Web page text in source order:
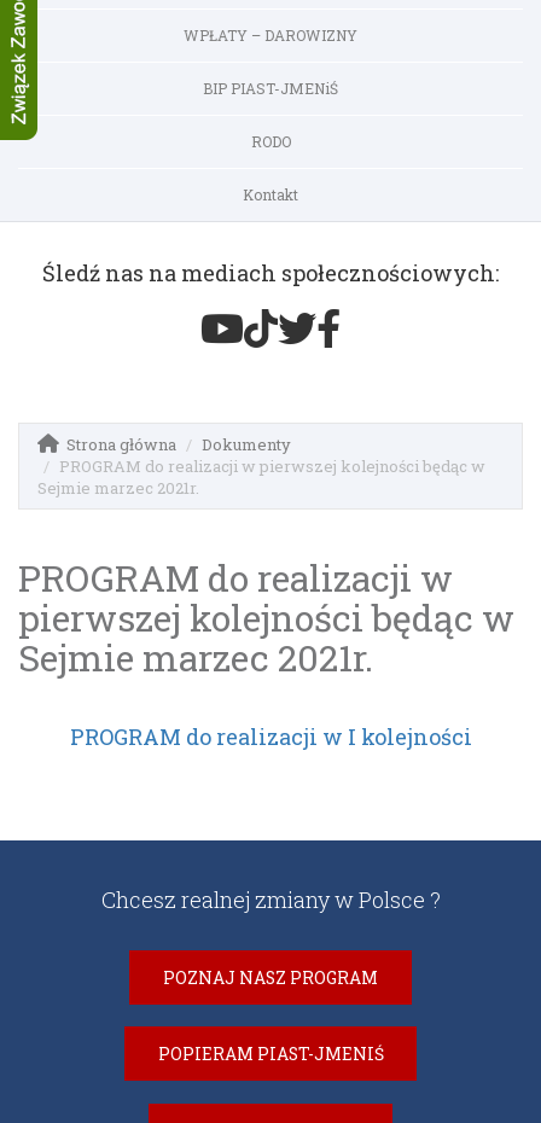
WPŁATY – DAROWIZNY
BIP PIAST-JMENiŚ
RODO
Kontakt
Śledź nas na mediach społecznościowych:
Strona główna
Dokumenty
PROGRAM do realizacji w pierwszej kolejności będąc w
Sejmie marzec 2021r.
PROGRAM do realizacji w
pierwszej kolejności będąc w
Sejmie marzec 2021r.
PROGRAM do realizacji w I kolejności
Chcesz realnej zmiany w Polsce ?
POZNAJ NASZ PROGRAM
POPIERAM PIAST-JMENIŚ